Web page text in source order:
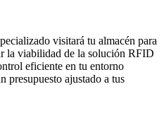
visitará tu almacén para
la viabilidad de la solución RFID
eficiente en tu entorno
presupuesto ajustado a tus